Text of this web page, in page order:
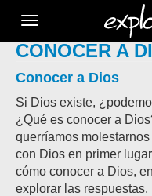
Toggle
navigation
CONOCER A
Conocer a Dios
Si Dios existe,
¿Qué es conocer a
querríamos
con Dios en primer
cómo conocer a Dios,
explorar las respuestas.